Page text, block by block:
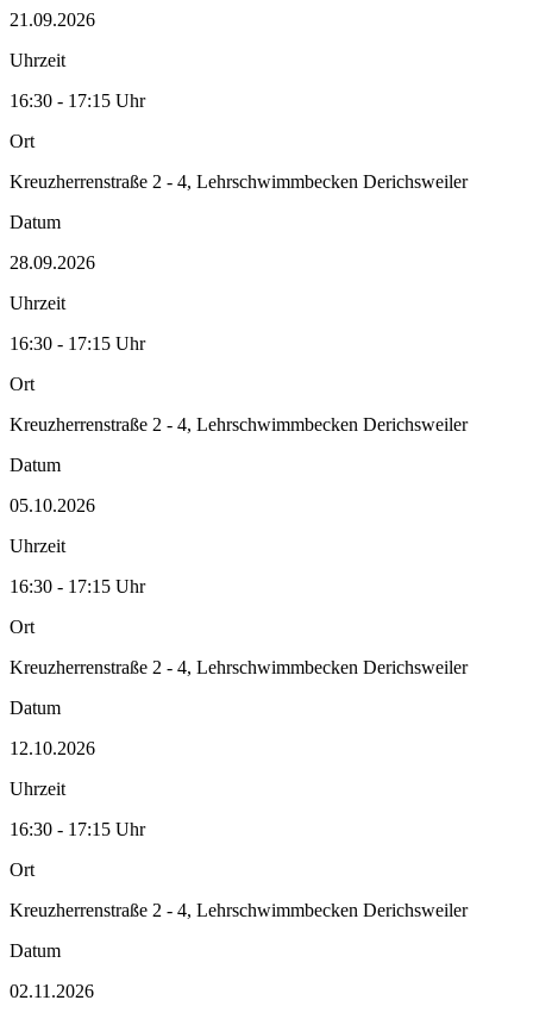
21.09.2026
Uhrzeit
16:30 - 17:15 Uhr
Ort
Kreuzherrenstraße 2 - 4, Lehrschwimmbecken Derichsweiler
Datum
28.09.2026
Uhrzeit
16:30 - 17:15 Uhr
Ort
Kreuzherrenstraße 2 - 4, Lehrschwimmbecken Derichsweiler
Datum
05.10.2026
Uhrzeit
16:30 - 17:15 Uhr
Ort
Kreuzherrenstraße 2 - 4, Lehrschwimmbecken Derichsweiler
Datum
12.10.2026
Uhrzeit
16:30 - 17:15 Uhr
Ort
Kreuzherrenstraße 2 - 4, Lehrschwimmbecken Derichsweiler
Datum
02.11.2026